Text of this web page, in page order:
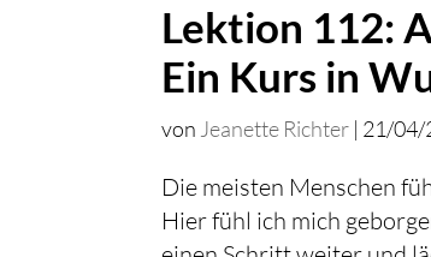
Lektion 112:
Ein Kurs in
von Jeanette Richter | 21/04/
Die meisten Menschen
Hier fühl ich mich